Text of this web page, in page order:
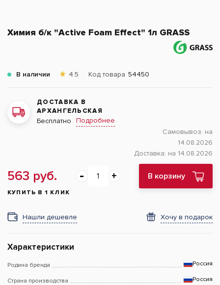
Химия б/к "Active Foam Effect" 1л GRASS
В наличии 4.5 Код товара 54450
ДОСТАВКА В
АРХАНГЕЛЬСКАЯ
Бесплатно
Подробнее
Самовывоз: на
14.08.2026
Доставка: на 14.08.2026
563 руб. В корзину
КУПИТЬ В 1 КЛИК
Нашли дешевле Хочу в подарок
Характеристики
Родина бренда Россия
Страна производства Россия